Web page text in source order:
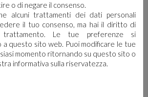
o di negare il consenso.
alcuni trattamenti dei dati personali
il tuo consenso, ma hai il diritto di
Le tue preferenze si
a questo sito web. Puoi modificare le tue
momento ritornando su questo sito o
informativa sulla riservatezza.